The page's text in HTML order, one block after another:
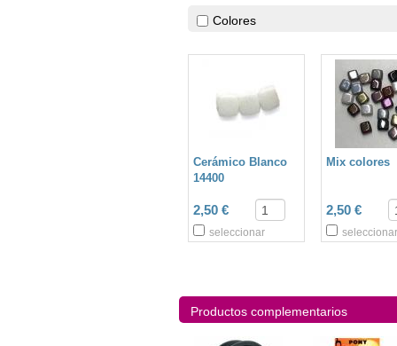
Colores
Cerámico Blanco
14400
2,50 €
seleccionar
Mix colores
2,50 €
seleccionar
Productos complementarios